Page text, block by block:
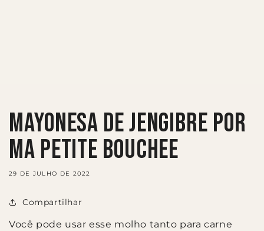
Mayonesa de jengibre por
Ma petite bouchee
29 DE JULHO DE 2022
Compartilhar
Você pode usar esse molho tanto para carne